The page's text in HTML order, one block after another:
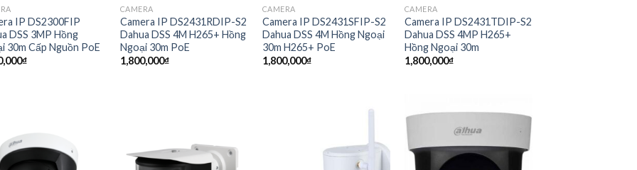
IP DS2300FIP
DSS 3MP Hồng
30m Cấp Nguồn PoE
₫
CAMERA
Camera IP DS2431RDIP-S2
Dahua DSS 4M H265+ Hồng
Ngoại 30m PoE
1,800,000₫
CAMERA
Camera IP DS2431SFIP-S2
Dahua DSS 4M Hồng Ngoại
30m H265+ PoE
1,800,000₫
CAMERA
Camera IP DS2431TDIP-S2
Dahua DSS 4MP H265+
Hồng Ngoại 30m
1,800,000₫